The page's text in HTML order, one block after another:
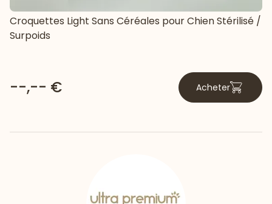
Croquettes Light Sans Céréales pour Chien Stérilisé /
Surpoids
--,-- € Acheter